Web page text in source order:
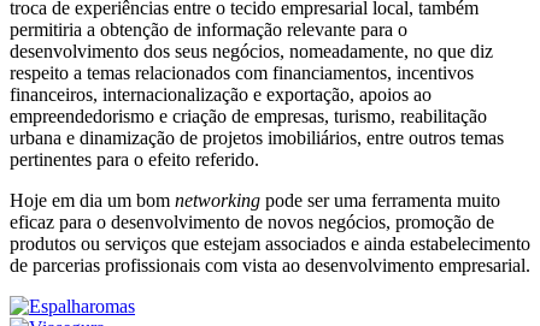
troca de experiências entre o tecido empresarial local, também
permitiria a obtenção de informação relevante para o
desenvolvimento dos seus negócios, nomeadamente, no que diz
respeito a temas relacionados com financiamentos, incentivos
financeiros, internacionalização e exportação, apoios ao
empreendedorismo e criação de empresas, turismo, reabilitação
urbana e dinamização de projetos imobiliários, entre outros temas
pertinentes para o efeito referido.
Hoje em dia um bom networking pode ser uma ferramenta muito
eficaz para o desenvolvimento de novos negócios, promoção de
produtos ou serviços que estejam associados e ainda estabelecimento
de parcerias profissionais com vista ao desenvolvimento empresarial.